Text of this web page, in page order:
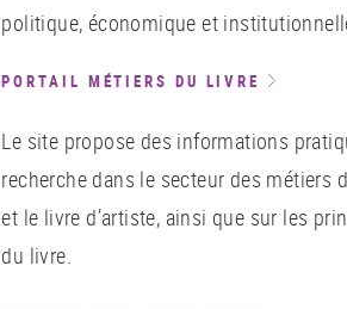
politique, économique et
PORTAIL MÉTIERS DU LIVRE
Le site propose des informations
recherche dans le secteur des
et le livre d’artiste, ainsi que sur les
du livre.